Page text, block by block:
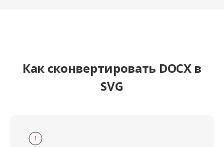
Как сконвертировать DOCX в
SVG
1